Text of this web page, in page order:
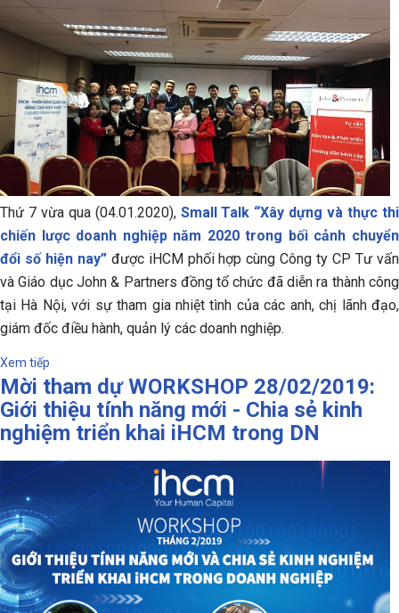
Thứ 7 vừa qua (04.01.2020), Small Talk “Xây dựng và thực thi
chiến lược doanh nghiệp năm 2020 trong bối cảnh chuyển
đổi số hiện nay”được iHCM phối hợp cùng Công ty CP Tư vấn
và Giáo dục John & Partners đồng tổ chức đã diễn ra thành công
tại Hà Nội, với sự tham gia nhiệt tình của các anh, chị lãnh đạo,
giám đốc điều hành, quản lý các doanh nghiệp.
Xem tiếp
Mời tham dự WORKSHOP 28/02/2019:
Giới thiệu tính năng mới - Chia sẻ kinh
nghiệm triển khai iHCM trong DN